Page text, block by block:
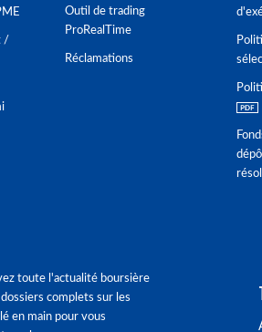
/
Outil de trading
ProRealTime
Réclamations
toute l'actualité boursière
complets sur les
en main pour vous